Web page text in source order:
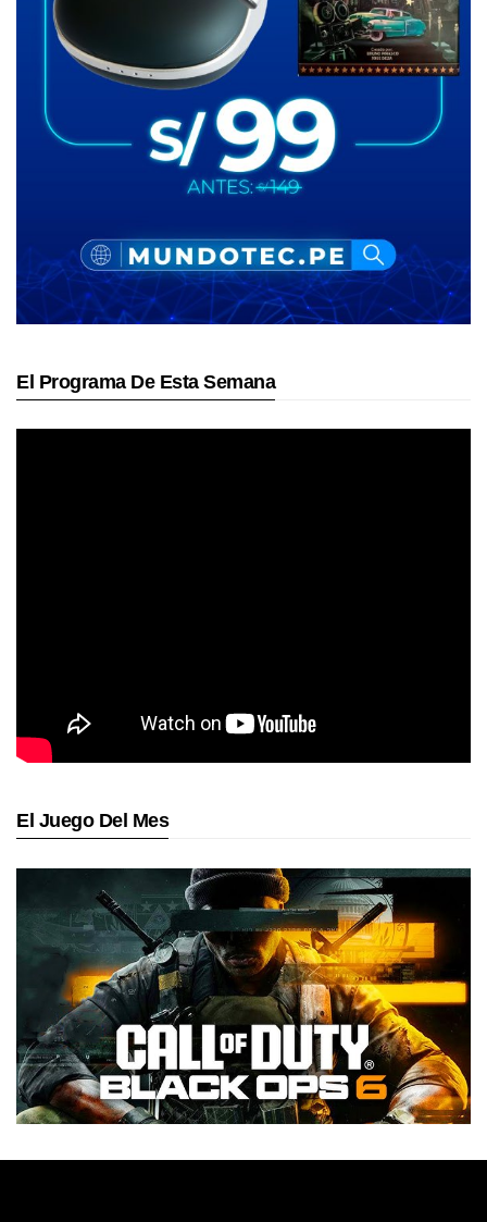
El Programa De Esta Semana
El Juego Del Mes